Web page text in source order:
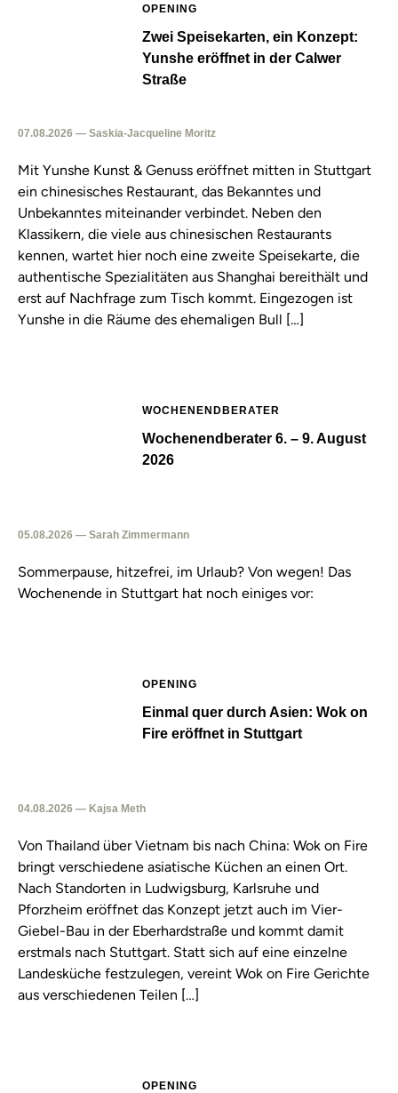
OPENING
Zwei Speisekarten, ein Konzept:
Yunshe eröffnet in der Calwer
Straße
07.08.2026 — Saskia-Jacqueline Moritz
Mit Yunshe Kunst & Genuss eröffnet mitten in Stuttgart
ein chinesisches Restaurant, das Bekanntes und
Unbekanntes miteinander verbindet. Neben den
Klassikern, die viele aus chinesischen Restaurants
kennen, wartet hier noch eine zweite Speisekarte, die
authentische Spezialitäten aus Shanghai bereithält und
erst auf Nachfrage zum Tisch kommt. Eingezogen ist
Yunshe in die Räume des ehemaligen Bull […]
WOCHENENDBERATER
Wochenendberater 6. – 9. August
2026
05.08.2026 — Sarah Zimmermann
Sommerpause, hitzefrei, im Urlaub? Von wegen! Das
Wochenende in Stuttgart hat noch einiges vor:
OPENING
Einmal quer durch Asien: Wok on
Fire eröffnet in Stuttgart
04.08.2026 — Kajsa Meth
Von Thailand über Vietnam bis nach China: Wok on Fire
bringt verschiedene asiatische Küchen an einen Ort.
Nach Standorten in Ludwigsburg, Karlsruhe und
Pforzheim eröffnet das Konzept jetzt auch im Vier-
Giebel-Bau in der Eberhardstraße und kommt damit
erstmals nach Stuttgart. Statt sich auf eine einzelne
Landesküche festzulegen, vereint Wok on Fire Gerichte
aus verschiedenen Teilen […]
OPENING